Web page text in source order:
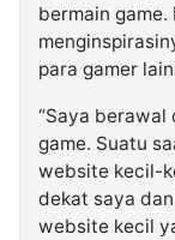
bermain game.
para gamer
“Saya berawal
game. Suatu
website kecil-
dekat saya
website kecil